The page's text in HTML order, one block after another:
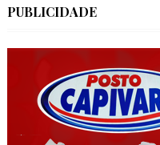
PUBLICIDADE